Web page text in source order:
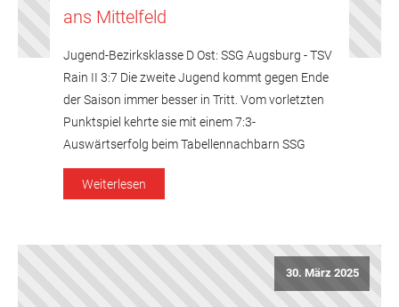
ans Mittelfeld
Jugend-Bezirksklasse D Ost: SSG Augsburg - TSV
Rain II 3:7 Die zweite Jugend kommt gegen Ende
der Saison immer besser in Tritt. Vom vorletzten
Punktspiel kehrte sie mit einem 7:3-
Auswärtserfolg beim Tabellennachbarn SSG
Augsburg zurück. Wieder ergänzten mit Jakob
Sommer und David Schuster zwei Spieler der
Weiterlesen
30. März 2025